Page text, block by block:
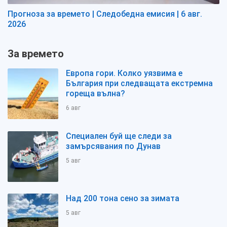
Прогноза за времето | Следобедна емисия | 6 авг.
2026
За времето
Европа гори. Колко уязвима е
България при следващата екстремна
гореща вълна?
6 авг
Специален буй ще следи за
замърсявания по Дунав
5 авг
Над 200 тона сено за зимата
5 авг